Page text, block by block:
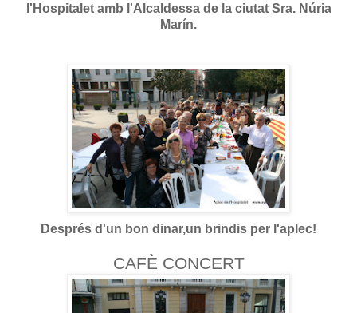
l'Hospitalet amb l'Alcaldessa de la ciutat Sra. Núria
Marín.
Després d'un bon dinar,un brindis per l'aplec!
CAFÈ CONCERT